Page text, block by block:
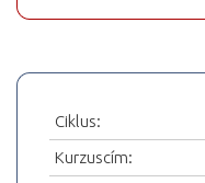
Ciklus:
Kurzuscím: